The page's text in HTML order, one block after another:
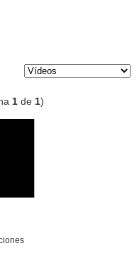
1de 1)